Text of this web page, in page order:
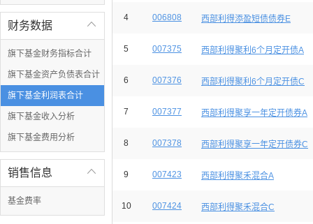

财务数据
旗下基金财务指标合计
旗下基金资产负债表合计
旗下基金利润表合计
旗下基金收入分析
旗下基金费用分析

销售信息
基金费率
4 006808 西部利得添盈短债债券E
5 007375 西部利得聚利6个月定开债A
6 007376 西部利得聚利6个月定开债C
7 007377 西部利得聚享一年定开债券A
8 007378 西部利得聚享一年定开债券C
9 007423 西部利得聚禾混合A
10 007424 西部利得聚禾混合C